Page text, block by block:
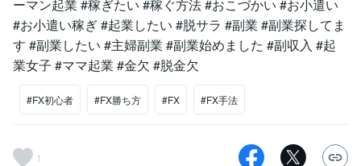
ーマン起業 #稼ぎたい #稼ぐ方法 #おこづかい #お小遣い
#お小遣い稼ぎ #起業したい #脱サラ #副業 #副業探してま
す #副業したい #主婦副業 #副業始めました #副収入 #起
業女子 #ママ起業 #金欠 #脱金欠
#FX初心者 #FX勝ち方 #FX #FX手法
1